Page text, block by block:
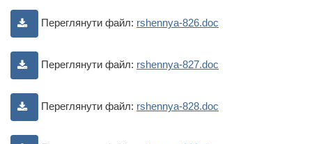
Переглянути файл: rshennya-826.doc
Переглянути файл: rshennya-827.doc
Переглянути файл: rshennya-828.doc